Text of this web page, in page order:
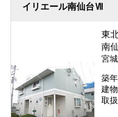
イリエール南仙台Ⅶ
東
南
宮
築
建
取